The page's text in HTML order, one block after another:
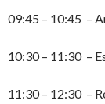
09:45 – 10:45 –
10:30 – 11:30 –
11:30 – 12:30 –